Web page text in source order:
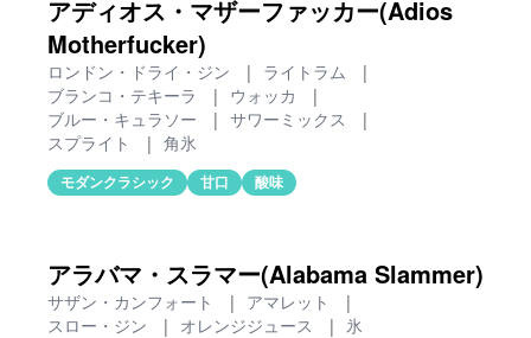
アディオス・マザーファッカー(Adios
Motherfucker)
ロンドン・ドライ・ジン | ライトラム
|
ブランコ・テキーラ
| ウォッカ
|
ブルー・キュラソー
| サワーミックス
|
スプライト
| 角氷
モダンクラシック 甘口 酸味
アラバマ・スラマー(Alabama Slammer)
サザン・カンフォート | アマレット
|
スロー・ジン
| オレンジジュース | 氷